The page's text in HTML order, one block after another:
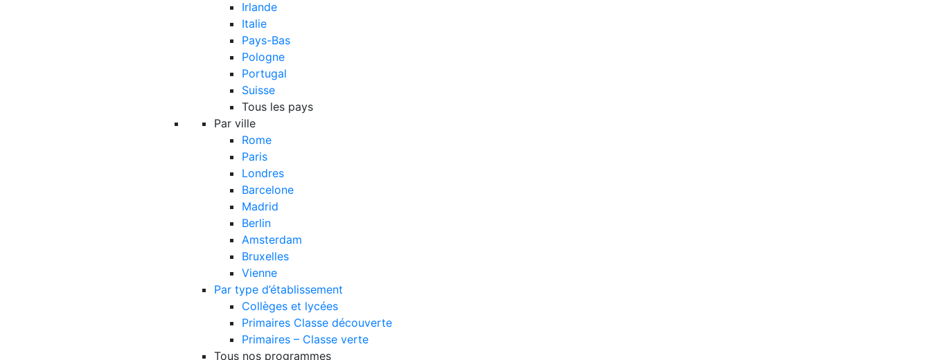
Irlande
Italie
Pays-Bas
Pologne
Portugal
Suisse
Tous les pays
Par ville
Rome
Paris
Londres
Barcelone
Madrid
Berlin
Amsterdam
Bruxelles
Vienne
Par type d’établissement
Collèges et lycées
Primaires Classe découverte
Primaires – Classe verte
Tous nos programmes